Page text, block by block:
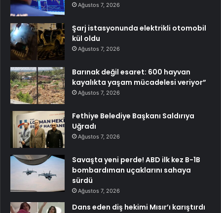
Ağustos 7, 2026
Şarj istasyonunda elektrikli otomobil
kül oldu
Ağustos 7, 2026
Barınak değil esaret: 600 hayvan
kayalıkta yaşam mücadelesi veriyor”
Ağustos 7, 2026
Fethiye Belediye Başkanı Saldırıya
Uğradı
Ağustos 7, 2026
Savaşta yeni perde! ABD ilk kez B-1B
bombardıman uçaklarını sahaya
sürdü
Ağustos 7, 2026
Dans eden diş hekimi Mısır’ı karıştırdı